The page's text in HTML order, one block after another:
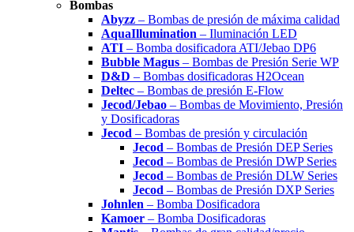
Bombas
Abyzz – Bombas de presión de máxima calidad
AquaIllumination – Iluminación LED
ATI – Bomba dosificadora ATI/Jebao DP6
Bubble Magus – Bombas de Presión Serie WP
D&D – Bombas dosificadoras H2Ocean
Deltec – Bombas de presión E-Flow
Jecod/Jebao – Bombas de Movimiento, Presión
y Dosificadoras
Jecod – Bombas de presión y circulación
Jecod – Bombas de Presión DEP Series
Jecod – Bombas de Presión DWP Series
Jecod – Bombas de Presión DLW Series
Jecod – Bombas de Presión DXP Series
Johnlen – Bomba Dosificadora
Kamoer – Bomba Dosificadoras